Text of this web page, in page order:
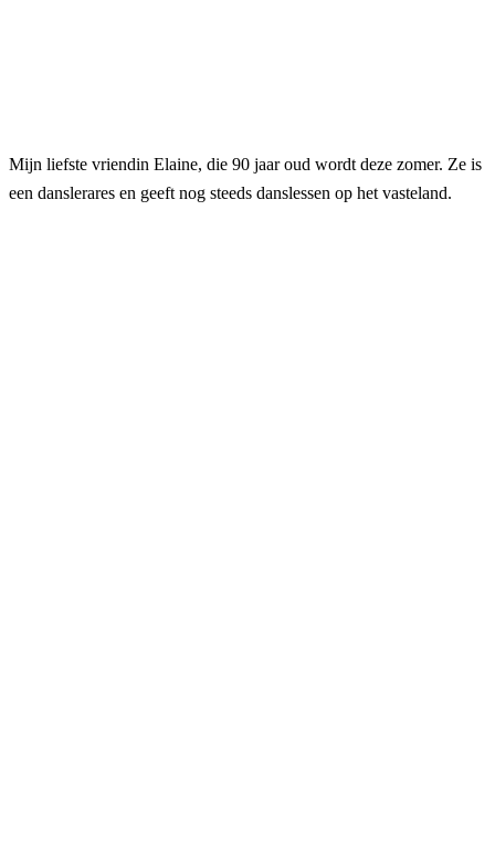
Mijn liefste vriendin Elaine, die 90 jaar oud wordt deze zomer. Ze is
een danslerares en geeft nog steeds danslessen op het vasteland.